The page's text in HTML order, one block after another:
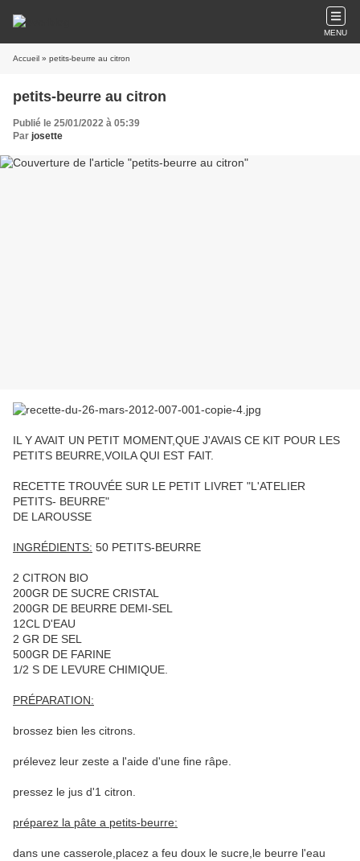
MENU
Accueil » petits-beurre au citron
petits-beurre au citron
Publié le 25/01/2022 à 05:39
Par josette
IL Y AVAIT UN PETIT MOMENT,QUE J'AVAIS CE KIT POUR LES
PETITS BEURRE,VOILA QUI EST FAIT.
RECETTE TROUVÉE SUR LE PETIT LIVRET "L'ATELIER
PETITS- BEURRE"
DE LAROUSSE
INGRÉDIENTS: 50 PETITS-BEURRE
2 CITRON BIO
200GR DE SUCRE CRISTAL
200GR DE BEURRE DEMI-SEL
12CL D'EAU
2 GR DE SEL
500GR DE FARINE
1/2 S DE LEVURE CHIMIQUE.
PRÉPARATION:
brossez bien les citrons.
prélevez leur zeste a l'aide d'une fine râpe.
pressez le jus d'1 citron.
préparez la pâte a petits-beurre:
dans une casserole,placez a feu doux le sucre,le beurre l'eau